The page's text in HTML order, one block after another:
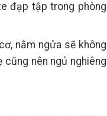
đạp tập trong phòng
nằm ngửa sẽ không
nên ngủ nghiêng